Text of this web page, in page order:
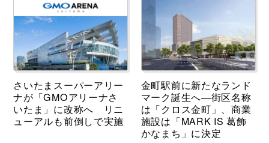
さいたまスーパーアリー
ナが「GMOアリーナさ
いたま」に改称へ リニ
ューアルも前倒しで実施
金町駅前に新たなランド
マーク誕生へ―街区名称
は「クロス金町」、商業
施設は「MARK IS 葛飾
かなまち」に決定